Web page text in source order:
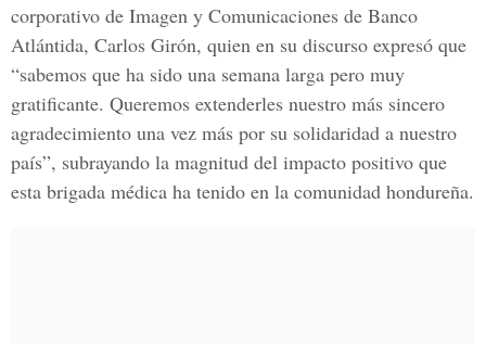
corporativo de Imagen y Comunicaciones de Banco
Atlántida, Carlos Girón, quien en su discurso expresó que
“sabemos que ha sido una semana larga pero muy
gratificante. Queremos extenderles nuestro más sincero
agradecimiento una vez más por su solidaridad a nuestro
país”, subrayando la magnitud del impacto positivo que
esta brigada médica ha tenido en la comunidad hondureña.